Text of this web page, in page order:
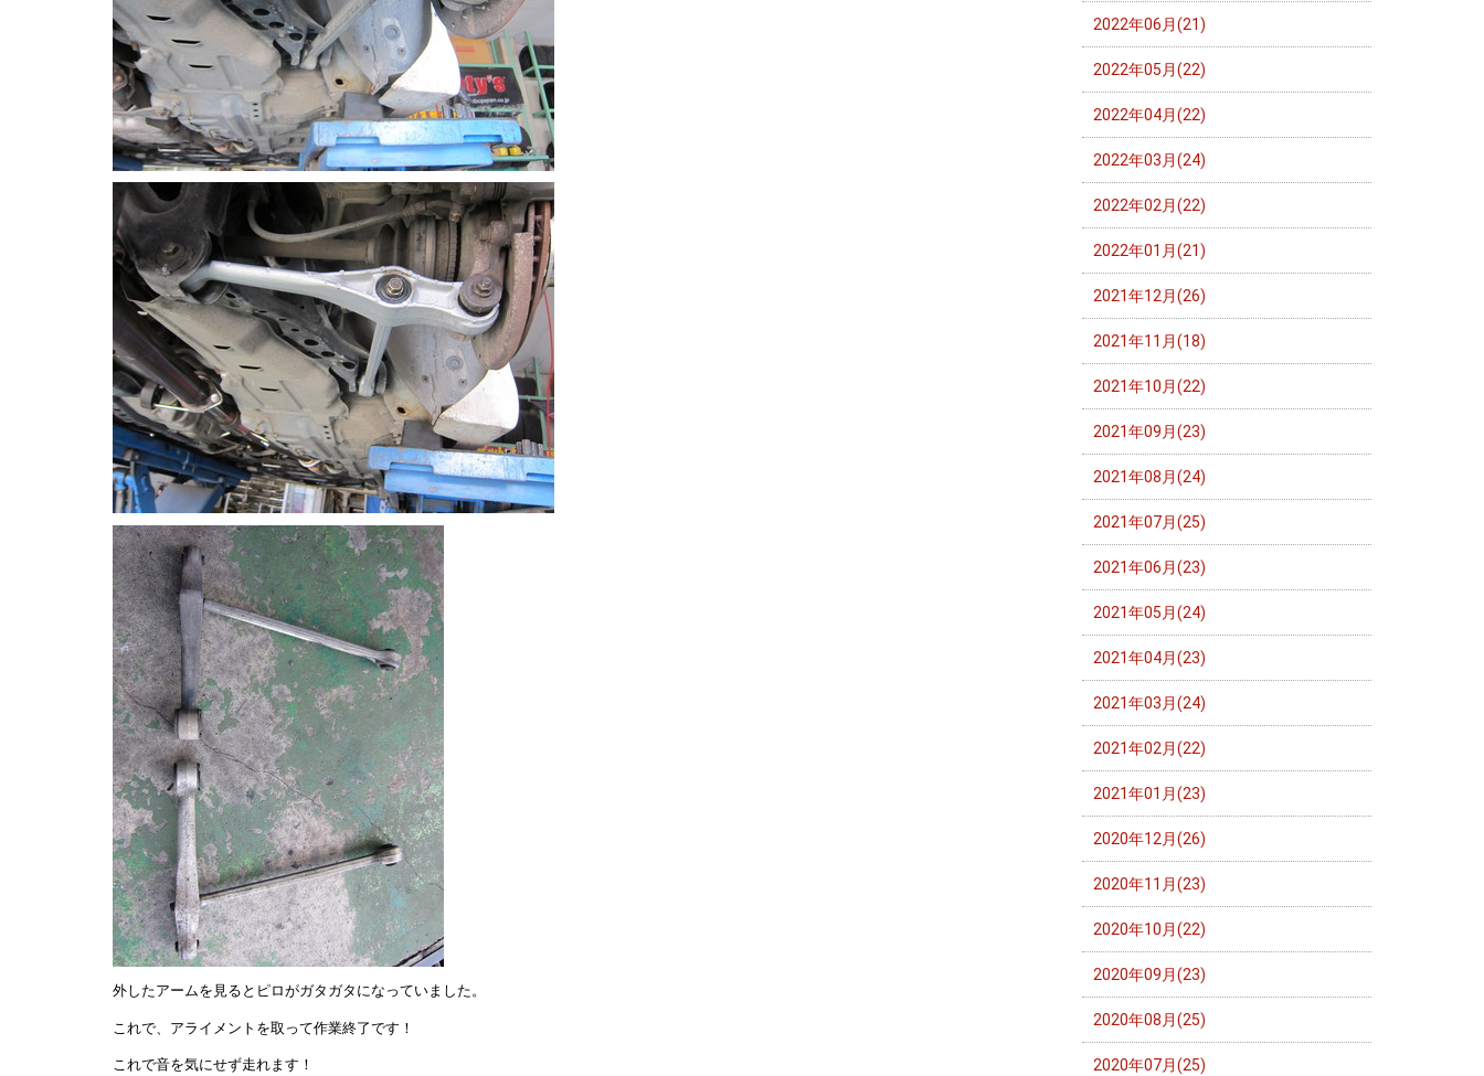
外したアームを見るとピロがガタガタになっていました。
これで、アライメントを取って作業終了です！
これで音を気にせず走れます！
2022年06月(21)
2022年05月(22)
2022年04月(22)
2022年03月(24)
2022年02月(22)
2022年01月(21)
2021年12月(26)
2021年11月(18)
2021年10月(22)
2021年09月(23)
2021年08月(24)
2021年07月(25)
2021年06月(23)
2021年05月(24)
2021年04月(23)
2021年03月(24)
2021年02月(22)
2021年01月(23)
2020年12月(26)
2020年11月(23)
2020年10月(22)
2020年09月(23)
2020年08月(25)
2020年07月(25)